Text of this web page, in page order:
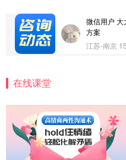
微信用户
方案
江苏-南京
情感方案
北京-朝阳
微信用户
方案
在线课堂